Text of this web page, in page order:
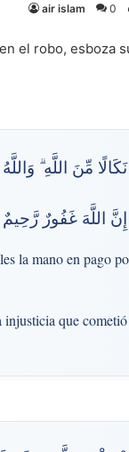
air islam 0
el robo, esboza
مِّنَ اللَّهِ
la mano en pago
اللَّهَ غَفُورٌ رَّحِيمٌ
injusticia que